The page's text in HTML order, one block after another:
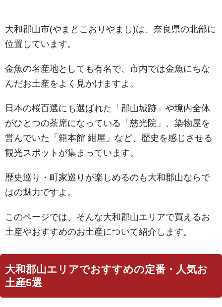
大和郡山市(やまとこおりやまし)は、奈良県の北部に
位置しています。
金魚の名産地としても有名で、市内では金魚にちな
んだお土産をよく見かけますよ。
日本の桜百選にも選ばれた「郡山城跡」や境内全体
がひとつの茶席になっている「慈光院」、染物屋を
営んでいた「箱本館 紺屋」など、歴史を感じさせる
観光スポットが集まっています。
歴史巡り・町家巡りが楽しめるのも大和郡山ならで
はの魅力ですよ。
このページでは、そんな大和郡山エリアで買えるお
土産やおすすめのお土産について紹介します。
大和郡山エリアでおすすめの定番・人気お
土産5選